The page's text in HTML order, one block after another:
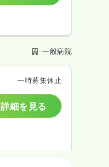
一般病院
一時募集休止
詳細を見る